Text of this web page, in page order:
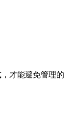
才能避免管理的